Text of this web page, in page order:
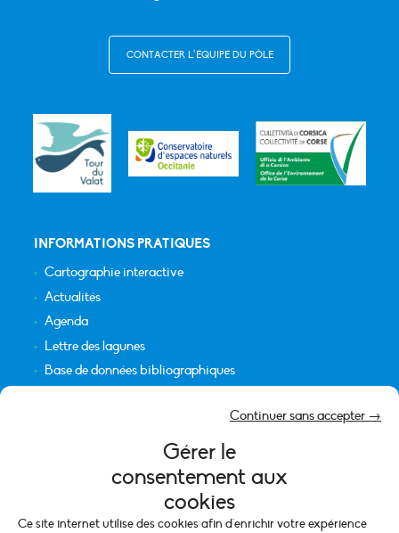
Gérer le
consentement aux
cookies
Ce site internet utilise des cookies afin d'enrichir votre expérience
Continuer sans accepter →
CONTACTER L’ÉQUIPE DU PÔLE
INFORMATIONS PRATIQUES
Cartographie interactive
Actualités
Agenda
Lettre des lagunes
Base de données bibliographiques
Mentions légales
Politique de cookies (UE)